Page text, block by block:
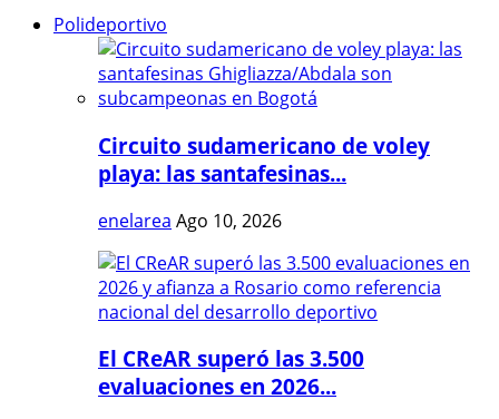
Polideportivo
Circuito sudamericano de voley
playa: las santafesinas...
enelarea Ago 10, 2026
El CReAR superó las 3.500
evaluaciones en 2026...